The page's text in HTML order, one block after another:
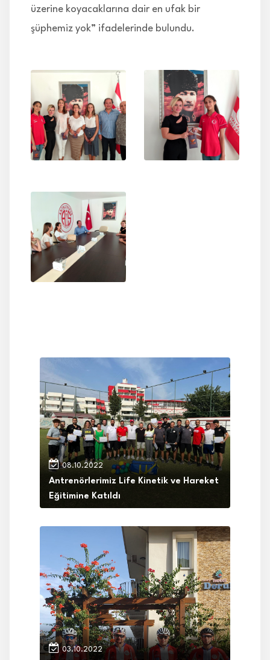
üzerine koyacaklarına dair en ufak bir
şüphemiz yok” ifadelerinde bulundu.
08.10.2022
Antrenörlerimiz Life Kinetik ve Hareket
Eğitimine Katıldı
03.10.2022